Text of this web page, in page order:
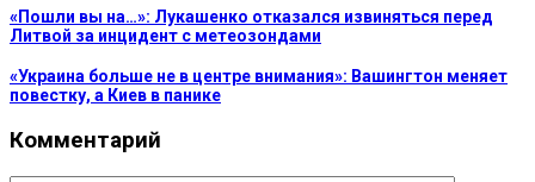
«Пошли вы на…»: Лукашенко отказался извиняться перед
Литвой за инцидент с метеозондами
«Украина больше не в центре внимания»: Вашингтон меняет
повестку, а Киев в панике
Комментарий